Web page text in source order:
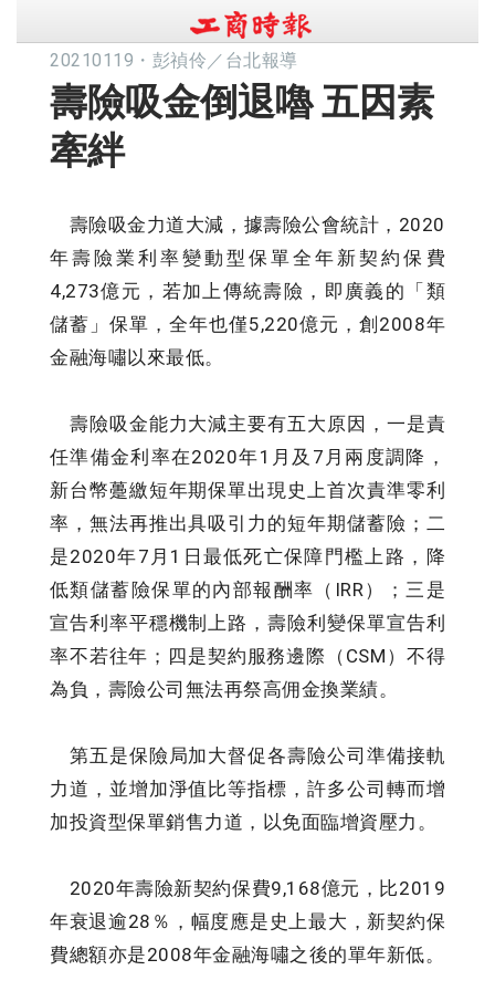
20210119 ・ 彭禎伶／台北報導
壽險吸金倒退嚕 五因素
牽絆
壽險吸金力道大減，據壽險公會統計，2020
年壽險業利率變動型保單全年新契約保費
4,273億元，若加上傳統壽險，即廣義的「類
儲蓄」保單，全年也僅5,220億元，創2008年
金融海嘯以來最低。
壽險吸金能力大減主要有五大原因，一是責
任準備金利率在2020年1月及7月兩度調降，
新台幣躉繳短年期保單出現史上首次責準零利
率，無法再推出具吸引力的短年期儲蓄險；二
是2020年7月1日最低死亡保障門檻上路，降
低類儲蓄險保單的內部報酬率（IRR）；三是
宣告利率平穩機制上路，壽險利變保單宣告利
率不若往年；四是契約服務邊際（CSM）不得
為負，壽險公司無法再祭高佣金換業績。
第五是保險局加大督促各壽險公司準備接軌
力道，並增加淨值比等指標，許多公司轉而增
加投資型保單銷售力道，以免面臨增資壓力。
2020年壽險新契約保費9,168億元，比2019
年衰退逾28％，幅度應是史上最大，新契約保
費總額亦是2008年金融海嘯之後的單年新低。